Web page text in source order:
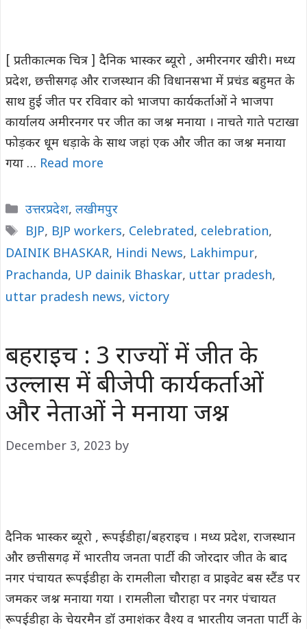
[ प्रतीकात्मक चित्र ] दैनिक भास्कर ब्यूरो , अमीरनगर खीरी। मध्य
प्रदेश, छत्तीसगढ़ और राजस्थान की विधानसभा में प्रचंड बहुमत के
साथ हुई जीत पर रविवार को भाजपा कार्यकर्ताओं ने भाजपा
कार्यालय अमीरनगर पर जीत का जश्न मनाया । नाचते गाते पटाखा
फोड़कर धूम धड़ाके के साथ जहां एक और जीत का जश्न मनाया
गया … Read more
Categories
उत्तरप्रदेश, लखीमपुर
Tags
BJP, BJP workers, Celebrated, celebration,
DAINIK BHASKAR, Hindi News, Lakhimpur,
Prachanda, UP dainik Bhaskar, uttar pradesh,
uttar pradesh news, victory
बहराइच : 3 राज्यों में जीत के
उल्लास में बीजेपी कार्यकर्ताओं
और नेताओं ने मनाया जश्न
December 3, 2023 by
दैनिक भास्कर ब्यूरो , रूपईडीहा/बहराइच । मध्य प्रदेश, राजस्थान
और छत्तीसगढ़ में भारतीय जनता पार्टी की जोरदार जीत के बाद
नगर पंचायत रूपईडीहा के रामलीला चौराहा व प्राइवेट बस स्टैंड पर
जमकर जश्न मनाया गया । रामलीला चौराहा पर नगर पंचायत
रूपईडीहा के चेयरमैन डॉ उमाशंकर वैश्य व भारतीय जनता पार्टी के